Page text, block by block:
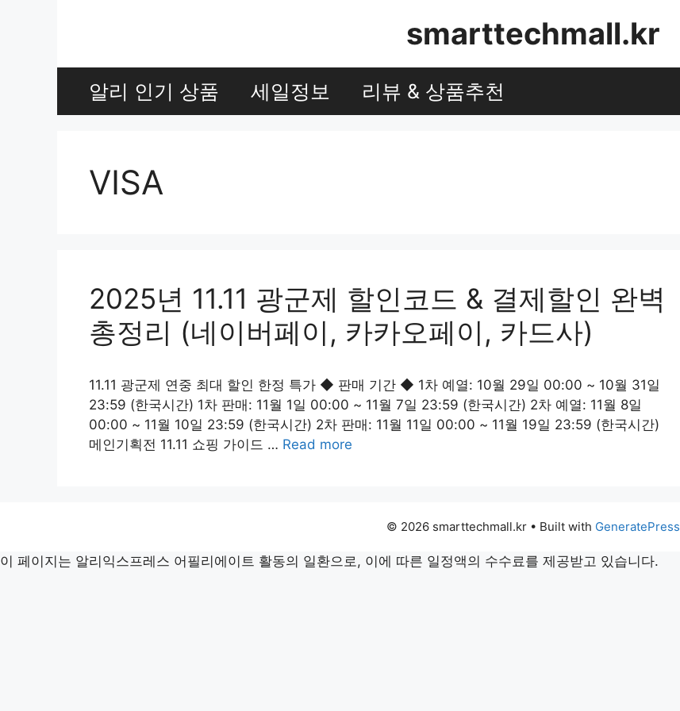
smarttechmall.kr
알리 인기 상품 세일정보 리뷰 & 상품추천
VISA
2025년 11.11 광군제 할인코드 & 결제할인 완벽
총정리 (네이버페이, 카카오페이, 카드사)
11.11 광군제 연중 최대 할인 한정 특가 ◆ 판매 기간 ◆ 1차 예열: 10월 29일 00:00 ~ 10월 31일
23:59 (한국시간) 1차 판매: 11월 1일 00:00 ~ 11월 7일 23:59 (한국시간) 2차 예열: 11월 8일
00:00 ~ 11월 10일 23:59 (한국시간) 2차 판매: 11월 11일 00:00 ~ 11월 19일 23:59 (한국시간)
메인기획전 11.11 쇼핑 가이드 … Read more
© 2026 smarttechmall.kr • Built with GeneratePress
이 페이지는 알리익스프레스 어필리에이트 활동의 일환으로, 이에 따른 일정액의 수수료를 제공받고 있습니다.